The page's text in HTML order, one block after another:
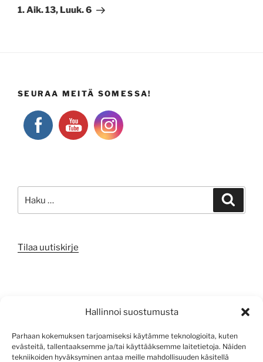
Hallinnoi suostumusta
Parhaan kokemuksen tarjoamiseksi käytämme teknologioita, kuten
evästeitä, tallentaaksemme ja/tai käyttääksemme laitetietoja. Näiden
tekniikoiden hyväksyminen antaa meille mahdollisuuden käsitellä
artikkeli
1. Aik. 13, Luuk. 6
SEURAA MEITÄ SOMESSA!
Tilaa uutiskirje
Sisältösyöte